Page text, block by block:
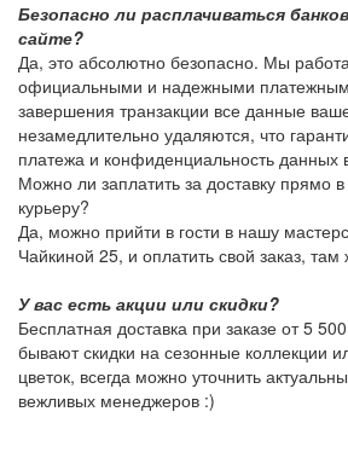
Безопасно ли расплачиваться
сайте?
Да, это абсолютно безопасно. Мы
официальными и надежными
завершения транзакции все данные
незамедлительно удаляются, что
платежа и конфиденциальность данных
Можно ли заплатить за доставку прямо
курьеру?
Да, можно прийти в гости в нашу
Чайкиной 25, и оплатить свой заказ, там
У вас есть акции или скидки?
Бесплатная доставка при заказе от 5
бывают скидки на сезонные коллекции
цветок, всегда можно уточнить
вежливых менеджеров :)